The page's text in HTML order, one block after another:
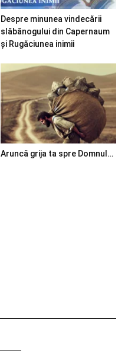
Despre minunea vindecării
slăbănogului din Capernaum
și Rugăciunea inimii
Aruncă grija ta spre Domnul…